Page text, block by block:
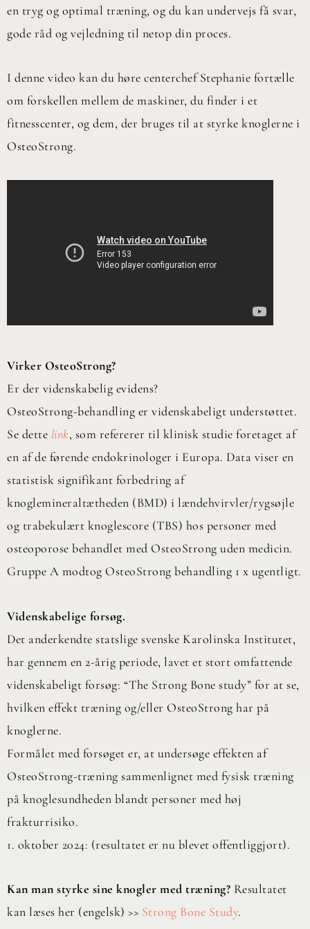
en tryg og optimal træning, og du kan undervejs få svar,
gode råd og vejledning til netop din proces.
I denne video kan du høre centerchef Stephanie fortælle
om forskellen mellem de maskiner, du finder i et
fitnesscenter, og dem, der bruges til at styrke knoglerne i
OsteoStrong.
Virker OsteoStrong?
Er der videnskabelig evidens?
OsteoStrong-behandling er videnskabeligt understøttet.
Se dette link, som refererer til klinisk studie foretaget af
en af de førende endokrinologer i Europa. Data viser en
statistisk signifikant forbedring af
knoglemineraltætheden (BMD) i lændehvirvler/rygsøjle
og trabekulært knoglescore (TBS) hos personer med
osteoporose behandlet med OsteoStrong uden medicin.
Gruppe A modtog OsteoStrong behandling 1 x ugentligt.
Videnskabelige forsøg.
Det anderkendte statslige svenske Karolinska Institutet,
har gennem en 2-årig periode, lavet et stort omfattende
videnskabeligt forsøg: “The Strong Bone study” for at se,
hvilken effekt træning og/eller OsteoStrong har på
knoglerne.
Formålet med forsøget er, at undersøge effekten af ​​
OsteoStrong-træning sammenlignet med fysisk træning
på knoglesundheden blandt personer med høj
frakturrisiko.
1. oktober 2024: (resultatet er nu blevet offentliggjort).
Kan man styrke sine knogler med træning? Resultatet
kan læses her (engelsk) >> Strong Bone Study.